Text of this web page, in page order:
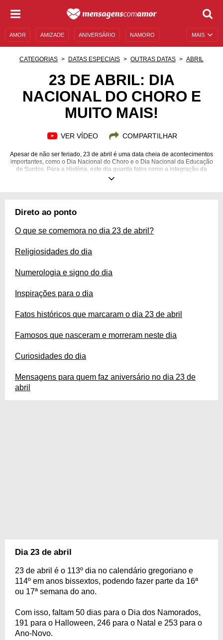
MAIS
AMOR AMIZADE ANIVERSÁRIO NAMORO
MENSAGENS E FRASES MENSAGENS DE ANIVERSÁRIO
FAMOSOS BÍBLIA
CATEGORIAS DATAS ESPECIAIS OUTRAS DATAS ABRIL
23 DE ABRIL: DIA
NACIONAL DO CHORO E
MUITO MAIS!
VER VÍDEO COMPARTILHAR
Apesar de não ser feriado, 23 de abril é uma data cheia de acontecimentos
importantes, como o Dia Nacional do Choro e o Dia Nacional da Educação
de Surdos. Para a História, este dia guarda fatos como a integração da
Namíbia na Organização das Nações Unidas e a declaração da lei que
mensagens personalizadas de parabéns. Esses conteúdos e muito mais
Direto ao ponto
O que se comemora no dia 23 de abril?
Religiosidades do dia
Numerologia e signo do dia
Inspirações para o dia
Fatos históricos que marcaram o dia 23 de abril
Famosos que nasceram e morreram neste dia
Curiosidades do dia
Mensagens para quem faz aniversário no dia 23 de
abril
Dia 23 de abril
23 de abril é o 113º dia no calendário gregoriano e
114º em anos bissextos, podendo fazer parte da 16ª
ou 17ª semana do ano.
Com isso, faltam 50 dias para o Dia dos Namorados,
191 para o Halloween, 246 para o Natal e 253 para o
Ano-Novo.